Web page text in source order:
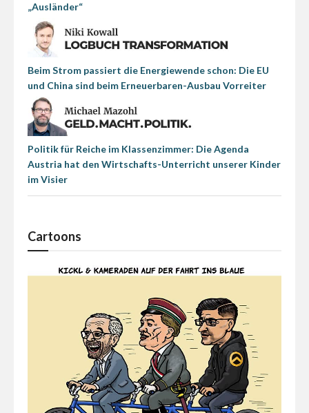
„Ausländer“
Beim Strom passiert die Energiewende schon: Die EU
und China sind beim Erneuerbaren-Ausbau Vorreiter
Politik für Reiche im Klassenzimmer: Die Agenda
Austria hat den Wirtschafts-Unterricht unserer Kinder
im Visier
Cartoons